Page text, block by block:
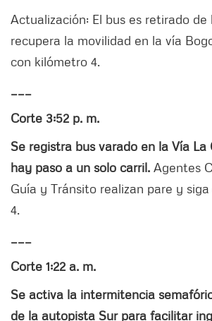
Actualización: El bus es retirado de
recupera la movilidad en la vía
con kilómetro 4.
Corte 3:52 p. m.
Se registra bus varado en la Vía La
hay paso a un solo carril. Agentes
Guía y Tránsito realizan pare y
4.
Corte 1:22 a. m.
Se activa la intermitencia
de la autopista Sur para facilitar